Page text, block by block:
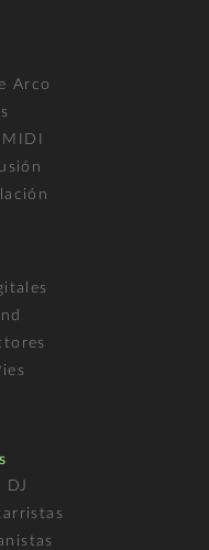
Arco
DJ